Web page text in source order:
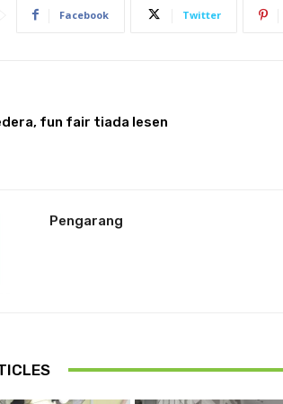
Facebook Twitter
fun fair tiada lesen
Pengarang